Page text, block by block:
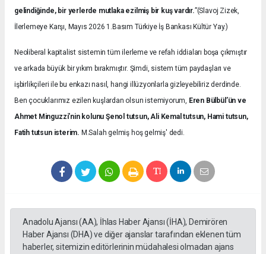
gelindiğinde, bir yerlerde mutlaka ezilmiş bir kuş vardır.”(Slavoj Zizek,
İlerlemeye Karşı, Mayıs 2026 1.Basım Türkiye İş Bankası Kültür Yay.)
Neoliberal kapitalist sistemin tüm ilerleme ve refah iddiaları boşa çıkmıştır
ve arkada büyük bir yıkım bırakmıştır. Şimdi, sistem tüm paydaşları ve
işbirlikçileri ile bu enkazı nasıl, hangi illüzyonlarla gizleyebiliriz derdinde.
Ben çocuklarımız ezilen kuşlardan olsun istemiyorum, Eren Bülbül’ün ve
Ahmet Minguzzi’nin kolunu Şenol tutsun, Ali Kemal tutsun, Hami tutsun,
Fatih tutsun isterim. M.Salah gelmiş hoş gelmiş' dedi.
Anadolu Ajansı (AA), İhlas Haber Ajansı (İHA), Demirören
Haber Ajansı (DHA) ve diğer ajanslar tarafından eklenen tüm
haberler, sitemizin editörlerinin müdahalesi olmadan ajans